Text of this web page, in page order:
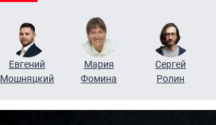
Евгений
Мошняцкий
Мария
Фомина
Сергей
Ролин